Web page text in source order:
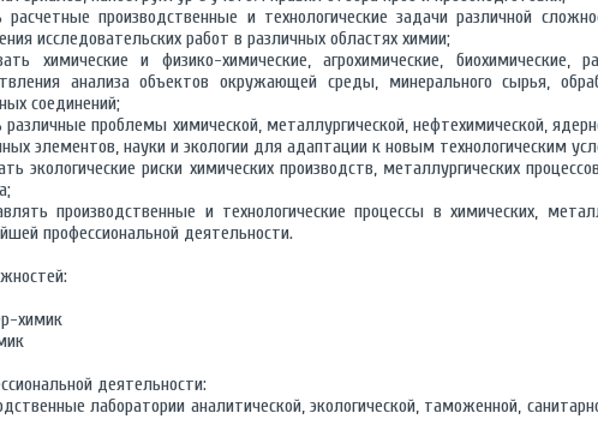
расчетные производственные и технологические задачи различной
исследовательских работ в различных областях химии;
химические и физико-химические, агрохимические,
анализа объектов окружающей среды, минерального сырья,
соединений;
проблемы химической, металлургической, нефтехимической,
элементов, науки и экологии для адаптации к новым технологическим
экологические риски химических производств, металлургических
производственные и технологические процессы в химических,
профессиональной деятельности.
химик
деятельности:
лаборатории аналитической, экологической, таможенной,